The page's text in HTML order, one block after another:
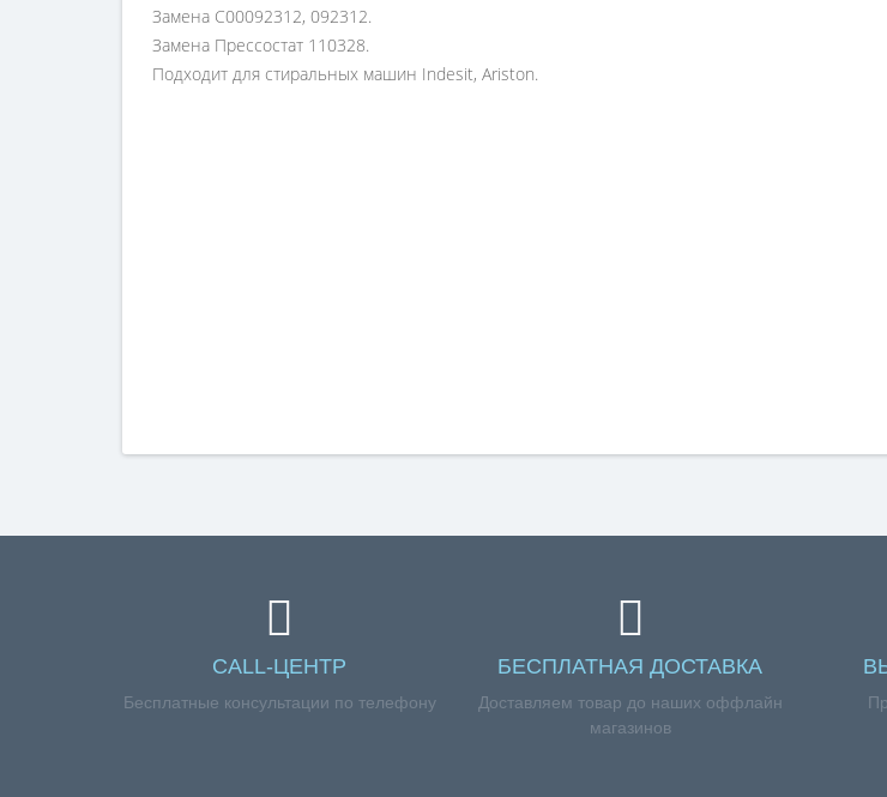
Замена C00092312, 092312.
Замена Прессостат 110328.
Подходит для стиральных машин Indesit, Ariston.
CALL-ЦЕНТР
Бесплатные консультации по телефону
БЕСПЛАТНАЯ ДОСТАВКА
Доставляем товар до наших оффлайн
магазинов